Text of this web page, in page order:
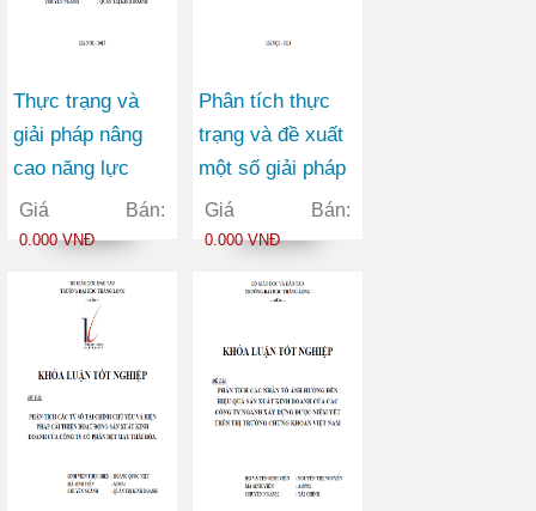
Thực trạng và
giải pháp nâng
cao năng lực
cạnh tranh của
Công ty Cổ phần
Thiên Phú
Giá Bán:
0.000 VNĐ
Phân tích thực
trạng và đề xuất
một số giải pháp
xây dựng thương
hiệu tại Công ty
Giá Bán:
0.000 VNĐ